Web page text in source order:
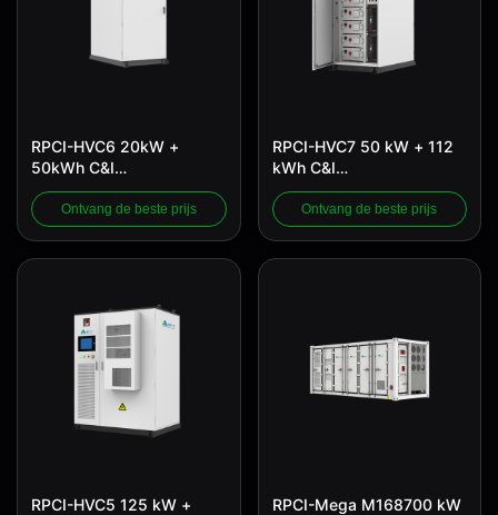
RPCI-HVC6 20kW +
50kWh C&I
energieopslagsysteem
Ontvang de beste prijs
RPCI-HVC7 50 kW + 112
kWh C&I
energieopslagsysteem
Ontvang de beste prijs
RPCI-HVC5 125 kW +
RPCI-Mega M168700 kW